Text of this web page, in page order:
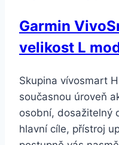
Garmin
velikost L
Skupina vívosmart
současnou úroveň
osobní, dosažitelný
hlavní cíle, přístroj